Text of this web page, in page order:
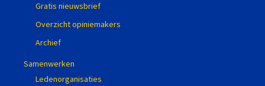
Gratis nieuwsbrief
Overzicht opiniemakers
Archief
Samenwerken
Ledenorganisaties